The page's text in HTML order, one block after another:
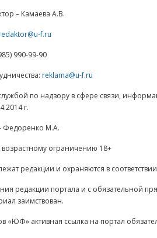
– Камаева А.В.
f.ru
990-99-90
reklama@u-f.ru
по надзору в сфере связи,
г.
Федоренко М.А.
возрастному ограничению 18+
редакции и охраняются в
редакции портала и с обязательной
заимствован.
активная ссылка на портал